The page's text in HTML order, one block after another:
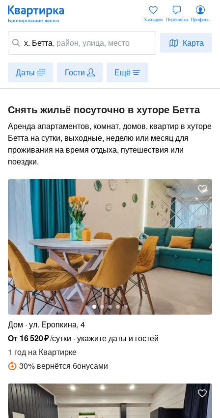
х. Бетта, район, улица, место Карта
Закладки Переписка Профиль
Даты Гости Ещё
Снять жильё посуточно в хуторе Бетта
Аренда апартаментов, комнат, домов, квартир в хуторе
Бетта на сутки, выходные, неделю или месяц для
проживания на время отдыха, путешествия или
поездки.
Дом ул. Еропкина, 4
От 16520₽/сутки укажите даты и гостей
1 год на Квартирке
30% вернётся бонусами